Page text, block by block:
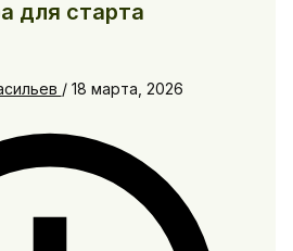
для старта
/ 18 марта, 2026